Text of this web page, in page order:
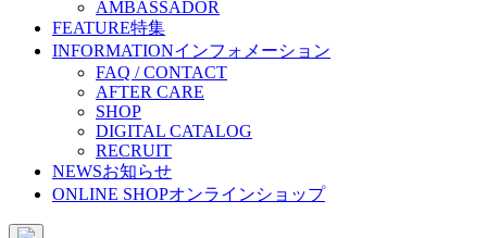
AMBASSADOR
FEATURE特集
INFORMATIONインフォメーション
FAQ / CONTACT
AFTER CARE
SHOP
DIGITAL CATALOG
RECRUIT
NEWSお知らせ
ONLINE SHOPオンラインショップ